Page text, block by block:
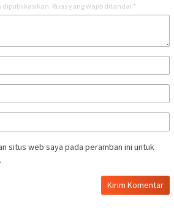
Ruas yang wajib ditandai *
situs web saya pada peramban ini untuk